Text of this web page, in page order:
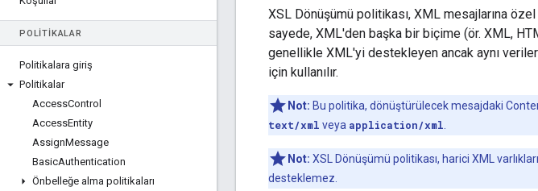
POLITIKALAR
Politikalara giriş
Politikalar
AccessControl
AccessEntity
AssignMessage
BasicAuthentication
Önbelleğe alma politikaları
XSL Dönüşümü politikası, XML mesajlarına özel
sayede, XML'den başka bir biçime (ör. XML,
genellikle XML'yi destekleyen ancak aynı
için kullanılır.
Not: Bu politika, dönüştürülecek mesajdaki
text/xml veya application/xml
Not: XSL Dönüşümü politikası, harici XML
desteklemez.